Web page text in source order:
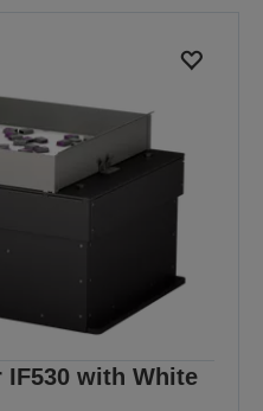
IF530 with White